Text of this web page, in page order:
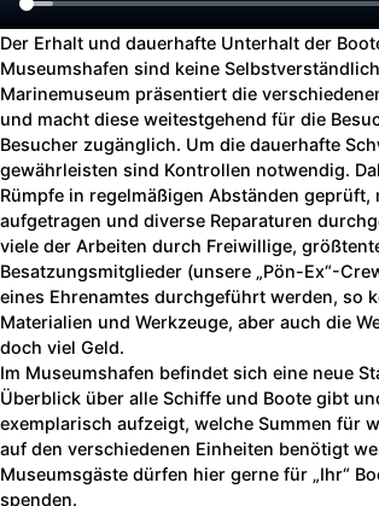
Der Erhalt und dauerhafte Unterhalt der
Museumshafen sind keine
Marinemuseum präsentiert die
und macht diese weitestgehend für die
Besucher zugänglich. Um die dauerhafte
gewährleisten sind Kontrollen notwendig.
Rümpfe in regelmäßigen Abständen geprüft,
aufgetragen und diverse Reparaturen
viele der Arbeiten durch Freiwillige,
Besatzungsmitglieder (unsere „Pön-Ex“-
eines Ehrenamtes durchgeführt werden, so
Materialien und Werkzeuge, aber auch die
doch viel Geld.
Im Museumshafen befindet sich eine neue
Überblick über alle Schiffe und Boote gibt
exemplarisch aufzeigt, welche Summen für
auf den verschiedenen Einheiten benötigt
Museumsgäste dürfen hier gerne für „Ihr“
spenden.